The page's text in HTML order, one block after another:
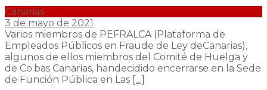
Canarias
3 de mayo de 2021
Varios miembros de PEFRALCA (Plataforma de
Empleados Públicos en Fraude de Ley deCanarias),
algunos de ellos miembros del Comité de Huelga y
de Co.bas Canarias, handecidido encerrarse en la Sede
de Función Pública en Las […]